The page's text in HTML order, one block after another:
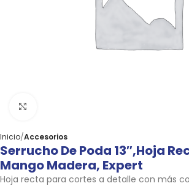
Inicio Accesorios
Serrucho De Poda 13″,hoja
Mango Madera, Expert
Hoja recta para cortes a detalle con más